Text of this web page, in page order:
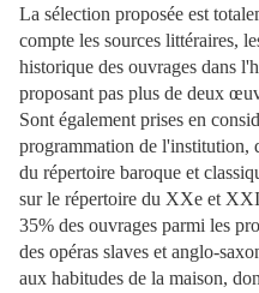
La sélection proposée est
compte les sources littéraires,
historique des ouvrages dans
proposant pas plus de deux
Sont également prises en
programmation de l'institution,
du répertoire baroque et
sur le répertoire du XXe et
35% des ouvrages parmi les
des opéras slaves et anglo-
aux habitudes de la maison,